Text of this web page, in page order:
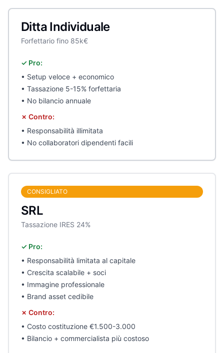
Ditta Individuale
Forfettario fino 85k€
✓ Pro:
• Setup veloce + economico
• Tassazione 5-15% forfettaria
• No bilancio annuale
✗ Contro:
• Responsabilità illimitata
• No collaboratori dipendenti facili
CONSIGLIATO
SRL
Tassazione IRES 24%
✓ Pro:
• Responsabilità limitata al capitale
• Crescita scalabile + soci
• Immagine professionale
• Brand asset cedibile
✗ Contro:
• Costo costituzione €1.500-3.000
• Bilancio + commercialista più costoso